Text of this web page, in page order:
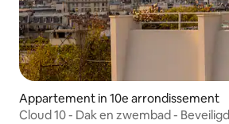
Appartement in 10e arrondissement
Cloud 10 - Dak en zwembad -